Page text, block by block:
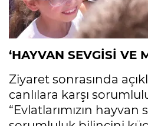
‘HAYVAN SEVGİSİ VE
Ziyaret sonrasında
canlılara karşı
“Evlatlarımızın